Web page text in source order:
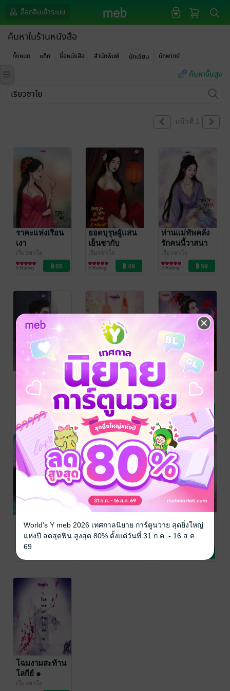
ล็อกอินเข้าระบบ
ค้นหาในร้านหนังสือ
ทั้งหมด แท็ก ชื่อหนังสือ สำนักพิมพ์ นักเขียน นักพากย์
ค้นหาขั้นสูง
หน้าที่ 1
ราคะแห่งเรือน
เงา
เรียวซาโย
นิยายรักจีนโบราณ
3 Rating
ยอดบุรุษผู้แสน
เย็นชากับ
ภรรยาที่เขาเก็บ
มาได้
เรียวซาโย
นิยายรักจีนโบราณ
3 Rating
ท่านแม่ทัพคลั่ง
รักคนนี้วาสนา
ข้าผู้เดียว
เรียวซาโย
นิยายรักจีนโบราณ
3 Rating
ถ่านไฟเก่ายัง
เร่าร้อน
เรียวซาโย
นิยายโรมานซ์
รักแล้วรักเลย
เรียวซาโย
นิยายโรมานซ์
No Rating
จากนี้ไปข้า
ไม่ใช่ผู้อ่อนแอ
เรียวซาโย
นิยายรักจีนโบราณ
2 Rating
ภรรยาคนโปรด
เรียวซาโย
นิยายรักจีนโบราณ
1 Rating
หื่น
เรียวซาโย
โฉมงามสะท้าน
โลกีย์ ๒
เรียวซาโย
โฉมงามสะท้าน
โลกีย์ ๑
เรียวซาโย
World's Y meb 2026 เทศกาลนิยาย การ์ตูนวาย สุดยิ่งใหญ่
แห่งปี ลดสุดฟิน สูงสุด 80% ตั้งแต่วันที่ 31 ก.ค. - 16 ส.ค.
69